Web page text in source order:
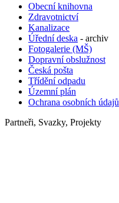
Obecní knihovna
Zdravotnictví
Kanalizace
Úřední deska - archiv
Fotogalerie (MŠ)
Dopravní obslužnost
Česká pošta
Třídění odpadu
Územní plán
Ochrana osobních údajů
Partneři, Svazky, Projekty